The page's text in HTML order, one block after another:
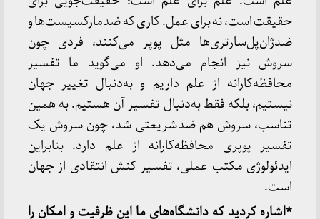
حقیقت است، نه برای عمل. کاری که ضدمارکسیست‌ها و
ضدژان‌پل‌سارتری‌ها مثل پوپر می‌کنند، فردی چون
سروش نیز انجام می‌دهد. او می‌گوید ما تفسیر
محافظه‌کارانه از علم داریم و به‌دنبال تغییر جهان
نیستیم، بلکه فقط به‌دنبال تفسیر آن هستیم. به همین
تناسب، سروش هم ضدشریعتی شد، چون سروش یک
تفسیر پوپری محافظه‌کارانه از علم دارد. بنابراین
ایدئولوژی مکتب عملی، تفسیر کنش انتقادی از جهان
است.
*اشاره کردید که دانشگاه‌های ما این ظرفیت و امکان را